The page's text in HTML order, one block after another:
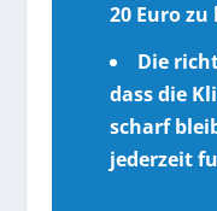
20 Euro zu
Die
dass die
scharf
jederzeit